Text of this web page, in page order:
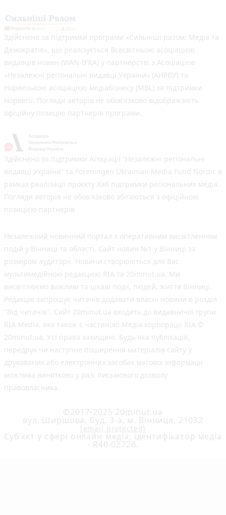
Здійснено за підтримки програми «Сильніші разом: Медіа та
Демократія», що реалізується Всесвітньою асоціацією
видавців новин (WAN-IFRA) у партнерстві з Асоціацією
«Незалежні регіональні видавці України» (АНРВУ) та
Норвезькою асоціацією медіабізнесу (MBL) за підтримки
Норвегії. Погляди авторів не обов’язково відображають
офіційну позицію партнерів програми.
Здійснено за підтримки Асоціації “Незалежні регіональні
видавці України” та Foreningen Ukrainian Media Fund Nordic в
рамках реалізації проєкту Хаб підтримки регіональних медіа.
Погляди авторів не обов'язково збігаються з офіційною
позицією партнерів
Незалежний новинний портал з оперативним висвітленням
подій у Вінниці та області. Сайт новин №1 у Вінниці за
розміром аудиторії. Новини створюються для Вас
мультимедійною редакцією RIA та 20minut.ua. Ми
висвітлюємо важливі та цікаві події, людей, життя Вінниці.
Редакція запрошує читачів додавати власні новини в розділ
"Від читачів". Сайт 20minut.ua входить до видавничої групи
RIA Media, яка також є частиною Медіа корпорації RIA ©
20minut.ua. Усі права захищені. Будь-яка публiкацiя,
передрук чи наступне поширення матеріалів сайту у
друкованих або електронних засобах масової інформації
можлива винятково у разі письмового дозволу
правовласника.
©2017-2025 20minut.ua
вул. Ширшова, буд. 3-а, м. Вінниця, 21032
[email protected]
Cуб'єкт у сфері онлайн-медіа; ідентифікатор медіа
- R40-02726.